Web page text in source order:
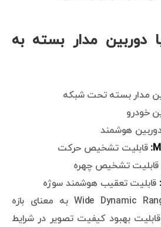
دوربین مدار بسته به
مدار بسته تحت شبکه
خودرو
هوشمند
قابلیت تشخیص حرکت
قابلیت تشخیص چهره
قابلیت تعقیب هوشمند سوژه
مخفف Wide Dynamic Range به معنای بازه
بهبود کیفیت تصویر در شرایط